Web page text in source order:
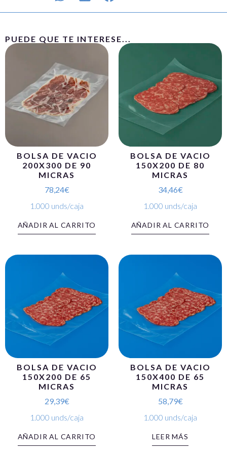
PUEDE QUE TE INTERESE...
BOLSA DE VACIO
200X300 DE 90
MICRAS
78,24€
1.000 unds/caja
AÑADIR AL CARRITO
BOLSA DE VACIO
150X200 DE 80
MICRAS
34,46€
1.000 unds/caja
AÑADIR AL CARRITO
BOLSA DE VACIO
150X200 DE 65
MICRAS
29,39€
1.000 unds/caja
AÑADIR AL CARRITO
BOLSA DE VACIO
150X400 DE 65
MICRAS
58,79€
1.000 unds/caja
LEER MÁS